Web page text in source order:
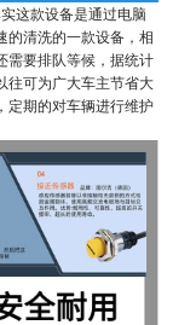
这款设备是通过电脑
的清洗的一款设备，相
需要排队等候，据统计
往可为广大车主节省大
定期的对车辆进行维护